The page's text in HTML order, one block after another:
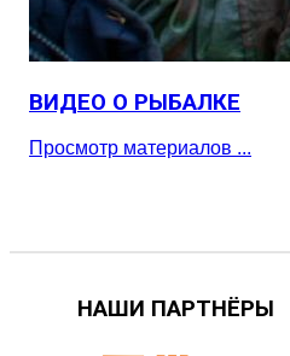
ВИДЕО О РЫБАЛКЕ
Просмотр материалов ...
НАШИ ПАРТНЁРЫ